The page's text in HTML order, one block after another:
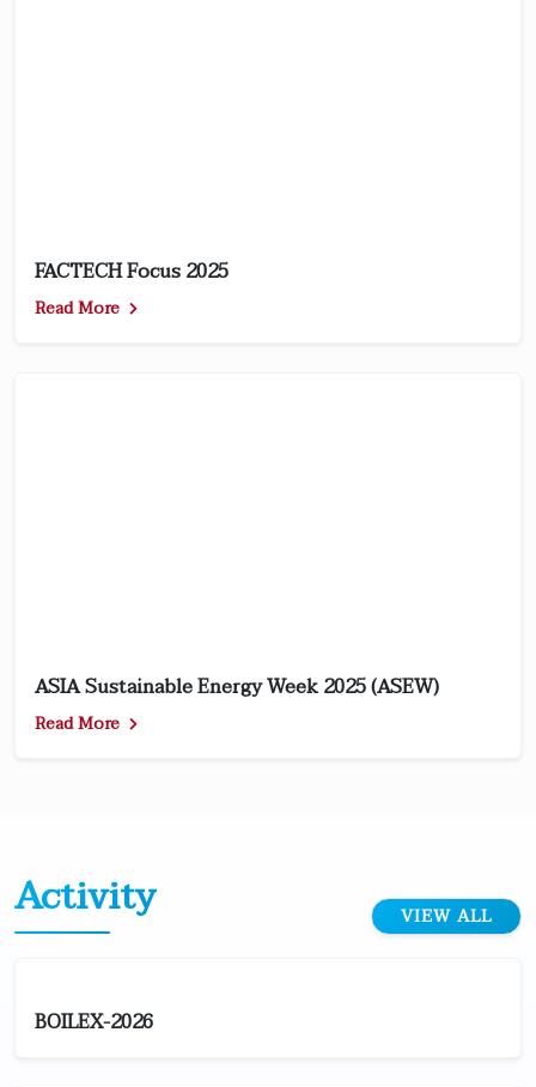
FACTECH Focus 2025
Read More
ASIA Sustainable Energy Week 2025 (ASEW)
Read More
Activity VIEW ALL
BOILEX-2026